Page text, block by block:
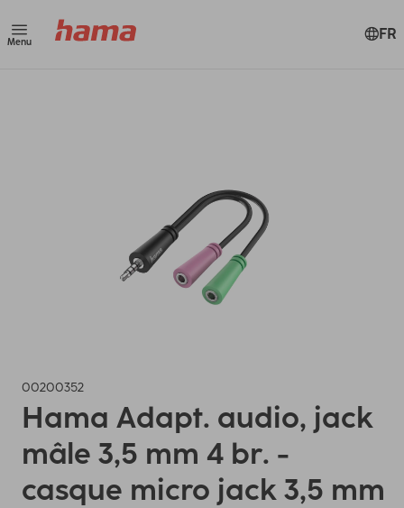
Menu FR
00200352
Hama Adapt. audio, jack
mâle 3,5 mm 4 br. -
casque micro jack 3,5 mm